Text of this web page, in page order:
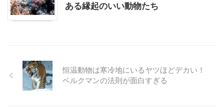
ある縁起のいい動物たち
恒温動物は寒冷地にいるヤツほどデカい！
ベルクマンの法則が面白すぎる